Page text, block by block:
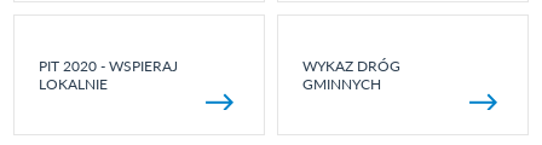
PIT 2020 - WSPIERAJ
LOKALNIE
WYKAZ DRÓG
GMINNYCH